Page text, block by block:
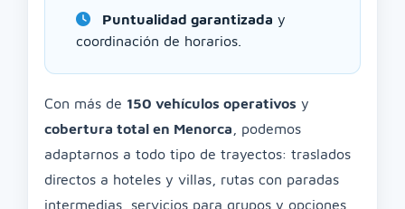
Puntualidad garantizada y
coordinación de horarios.
Con más de 150 vehículos operativos y
cobertura total en Menorca , podemos
adaptarnos a todo tipo de trayectos: traslados
directos a hoteles y villas, rutas con paradas
intermedias, servicios para grupos y opciones